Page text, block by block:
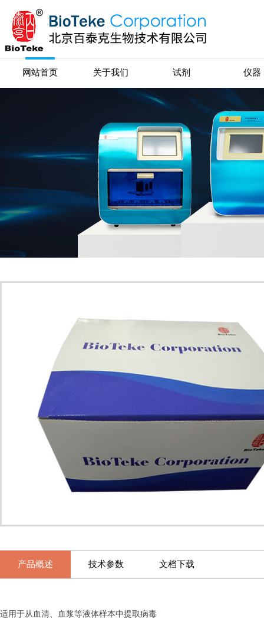
网站首页 关于我们 试剂 仪器
产品概述 技术参数 文档下载
适用于从血清、血浆等液体样本中提取病毒